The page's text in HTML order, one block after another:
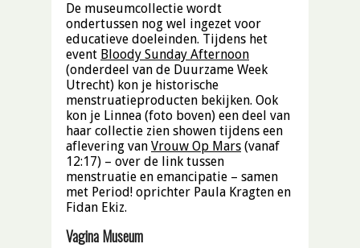
De museumcollectie wordt
ondertussen nog wel ingezet voor
educatieve doeleinden. Tijdens het
event Bloody Sunday Afternoon
(onderdeel van de Duurzame Week
Utrecht) kon je historische
menstruatieproducten bekijken. Ook
kon je Linnea (foto boven) een deel van
haar collectie zien showen tijdens een
aflevering van Vrouw Op Mars (vanaf
12:17) – over de link tussen
menstruatie en emancipatie – samen
met Period! oprichter Paula Kragten en
Fidan Ekiz.
Vagina Museum